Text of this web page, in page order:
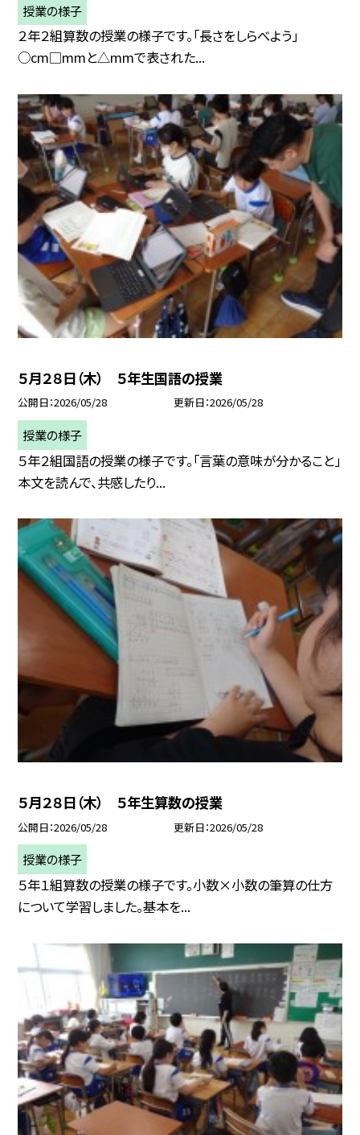
授業の様子
２年２組算数の授業の様子です。「長さをしらべよう」
○cm□mmと△mmで表された...
５月２８日（木） ５年生国語の授業
公開日 2026/05/28 更新日 2026/05/28
授業の様子
５年２組国語の授業の様子です。「言葉の意味が分かること」
本文を読んで、共感したり...
５月２８日（木） ５年生算数の授業
公開日 2026/05/28 更新日 2026/05/28
授業の様子
５年１組算数の授業の様子です。小数×小数の筆算の仕方
について学習しました。基本を...